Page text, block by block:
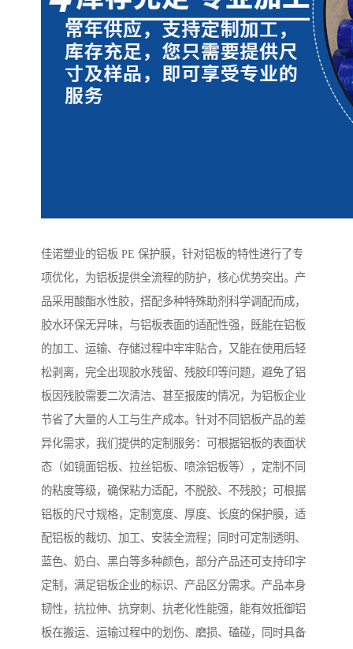
佳诺塑业的铝板 PE 保护膜，针对铝板的特性进行了专
项优化，为铝板提供全流程的防护，核心优势突出。产
品采用酸酯水性胶，搭配多种特殊助剂科学调配而成，
胶水环保无异味，与铝板表面的适配性强，既能在铝板
的加工、运输、存储过程中牢牢贴合，又能在使用后轻
松剥离，完全出现胶水残留、残胶印等问题，避免了铝
板因残胶需要二次清洁、甚至报废的情况，为铝板企业
节省了大量的人工与生产成本。针对不同铝板产品的差
异化需求，我们提供的定制服务：可根据铝板的表面状
态（如镜面铝板、拉丝铝板、喷涂铝板等），定制不同
的粘度等级，确保粘力适配，不脱胶、不残胶；可根据
铝板的尺寸规格，定制宽度、厚度、长度的保护膜，适
配铝板的裁切、加工、安装全流程；同时可定制透明、
蓝色、奶白、黑白等多种颜色，部分产品还可支持印字
定制，满足铝板企业的标识、产品区分需求。产品本身
韧性，抗拉伸、抗穿刺、抗老化性能强，能有效抵御铝
板在搬运、运输过程中的划伤、磨损、磕碰，同时具备